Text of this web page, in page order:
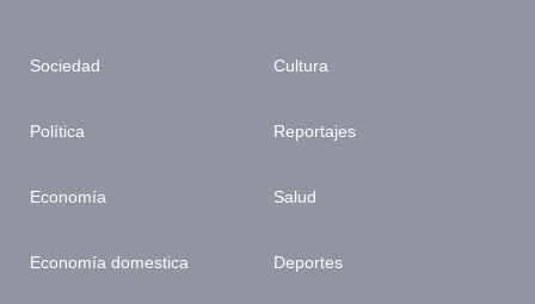
Sociedad
Política
Economía
Economía domestica
Cultura
Reportajes
Salud
Deportes